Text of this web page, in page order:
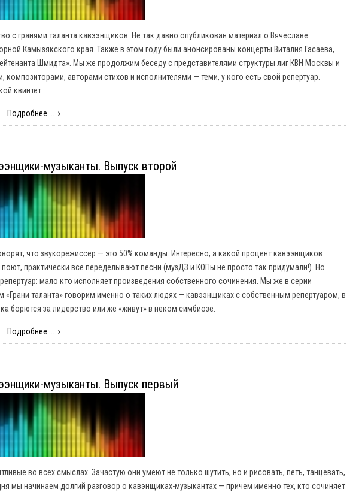
с гранями таланта кавээнщиков. Не так давно опубликован материал о Вячеславе
Камызякского края. Также в этом году были анонсированы концерты Виталия Гасаева,
Шмидта». Мы же продолжим беседу с представителями структуры лиг КВН Москвы и
авторами стихов и исполнителями — теми, у кого есть свой репертуар.
квинтет.
Подробнее ...
музыканты. Выпуск второй
что звукорежиссер — это 50% команды. Интересно, а какой процент кавээнщиков
практически все переделывают песни (музДЗ и КОПы не просто так придумали!). Но
мало кто исполняет произведения собственного сочинения. Мы же в серии
«Грани таланта» говорим именно о таких людях — кавээнщиках с собственным репертуаром, в
борются за лидерство или же «живут» в неком симбиозе.
Подробнее ...
музыканты. Выпуск первый
во всех смыслах. Зачастую они умеют не только шутить, но и рисовать, петь, танцевать,
мы начинаем долгий разговор о кавэнщиках-музыкантах — причем именно тех, кто сочиняет